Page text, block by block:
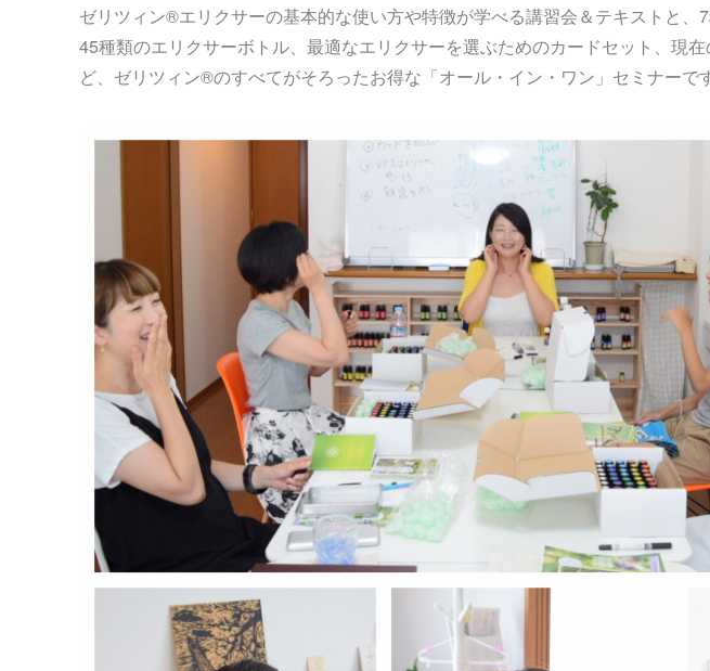
ゼリツィン®エリクサーの基本的な使い方や特徴が学べる講習会＆テキストと、
45種類のエリクサーボトル、最適なエリクサーを選ぶためのカードセット、現
ど、ゼリツィン®のすべてがそろったお得な「オール・イン・ワン」セミナーで